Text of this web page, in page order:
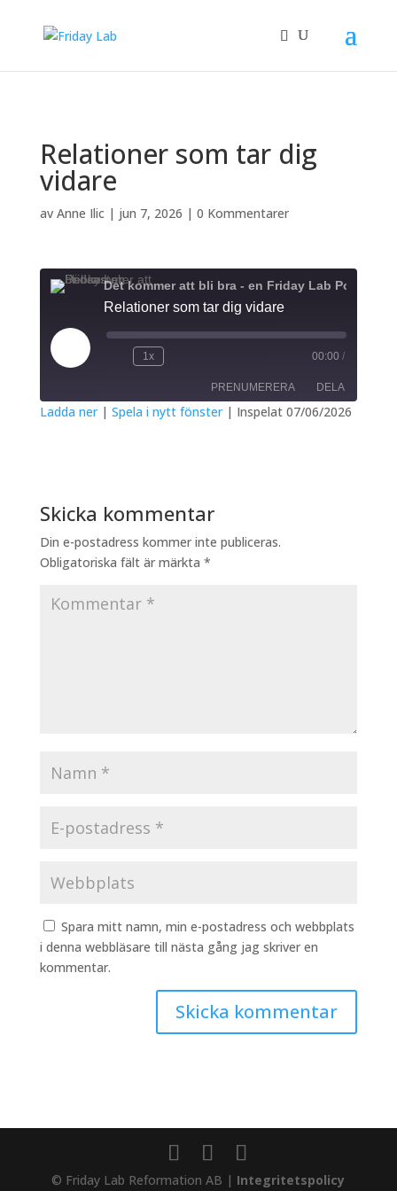
Relationer som tar dig
vidare
av Anne Ilic| jun 7, 2026 | 0 Kommentarer
Det kommer att bli bra - en Friday Lab Podcast
Relationer som tar dig vidare
Spela
upp
1x 00:00 /
PRENUMERERA DELA
BÄDDA IN
Ladda ner| Spela i nytt fönster| Inspelat 07/06/2026
Skicka kommentar
Din e-postadress kommer inte publiceras.
Obligatoriska fält är märkta *
Spara mitt namn, min e-postadress och webbplats
i denna webbläsare till nästa gång jag skriver en
kommentar.
© Friday Lab Reformation AB | Integritetspolicy